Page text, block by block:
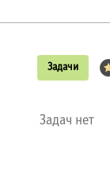
Задачи
Задач нет